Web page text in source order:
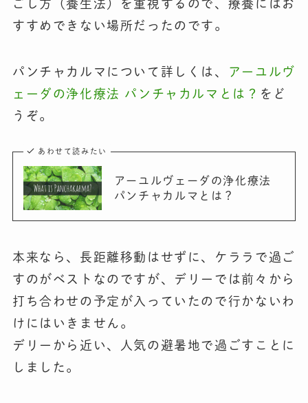
ごし方（養生法）を重視するので、療養にはお
すすめできない場所だったのです。
パンチャカルマについて詳しくは、
アーユルヴ
ェーダの浄化療法 パンチャカルマとは？ をど
うぞ。
あわせて読みたい
アーユルヴェーダの浄化療法
パンチャカルマとは？
本来なら、長距離移動はせずに、ケララで過ご
すのがベストなのですが、デリーでは前々から
打ち合わせの予定が入っていたので行かないわ
けにはいきません。
デリーから近い、人気の避暑地で過ごすことに
しました。